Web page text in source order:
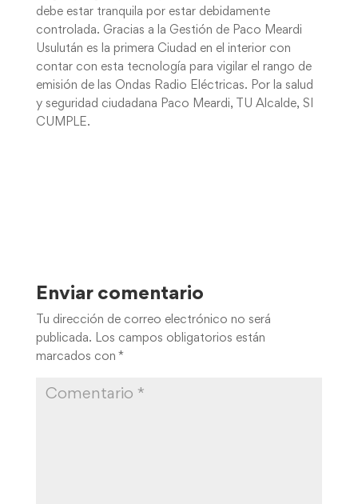
debe estar tranquila por estar debidamente
controlada. Gracias a la Gestión de Paco Meardi
Usulután es la primera Ciudad en el interior con
contar con esta tecnología para vigilar el rango de
emisión de las Ondas Radio Eléctricas. Por la salud
y seguridad ciudadana Paco Meardi, TU Alcalde, SI
CUMPLE.
Enviar comentario
Tu dirección de correo electrónico no será
publicada.
Los campos obligatorios están
marcados con *